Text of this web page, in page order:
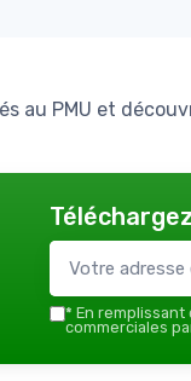
au PMU et
* En remplissant
commerciales